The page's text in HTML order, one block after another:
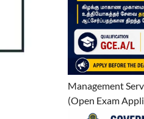
Management
(Open Exam